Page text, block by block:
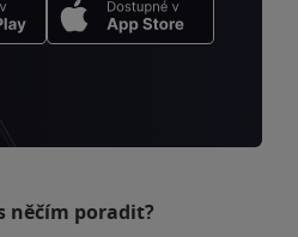
něčím poradit?